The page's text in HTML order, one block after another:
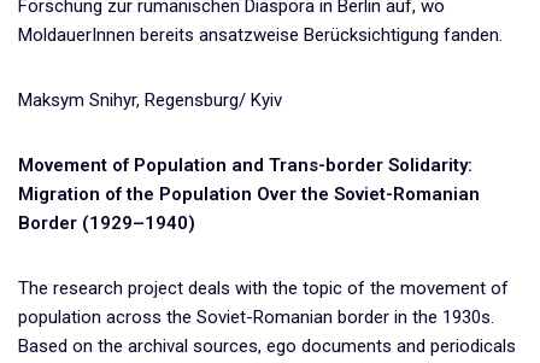
Forschung zur rumänischen Diaspora in Berlin auf, wo
MoldauerInnen bereits ansatzweise Berücksichtigung fanden.
Maksym Snihyr, Regensburg/ Kyiv
Movement of Population and Trans-border Solidarity:
Migration of the Population Over the Soviet-Romanian
Border (1929–1940)
The research project deals with the topic of the movement of
population across the Soviet-Romanian border in the 1930s.
Based on the archival sources, ego documents and periodicals